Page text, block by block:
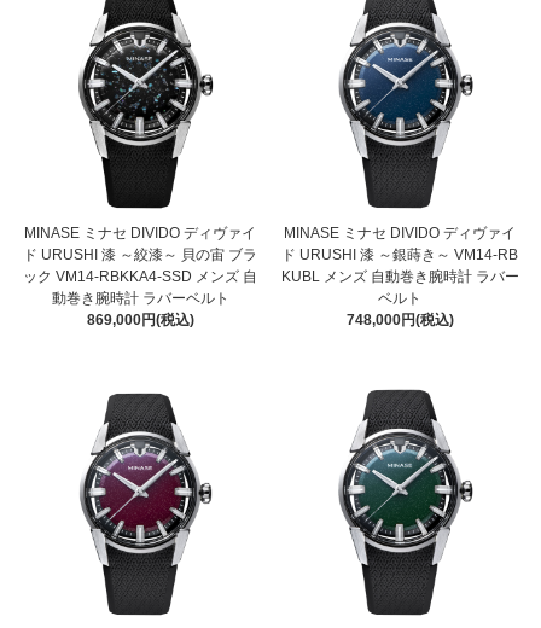
MINASE ミナセ DIVIDO ディヴァイ
ド URUSHI 漆 ～絞漆～ 貝の宙 ブラ
ック VM14-RBKKA4-SSD メンズ 自
動巻き腕時計 ラバーベルト
869,000円(税込)
MINASE ミナセ DIVIDO ディヴァイ
ド URUSHI 漆 ～銀蒔き～ VM14-RB
KUBL メンズ 自動巻き腕時計 ラバー
ベルト
748,000円(税込)